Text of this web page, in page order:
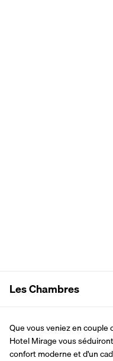
Les Chambres
Que vous veniez en couple
Hotel Mirage vous
confort moderne et d'un